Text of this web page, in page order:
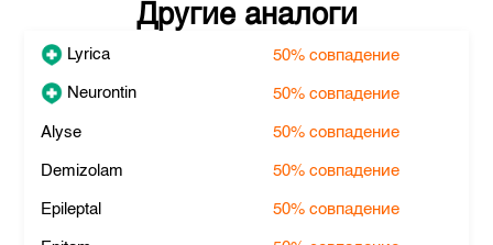
Другие аналоги
Lyrica 50%совпадение
Neurontin 50%совпадение
Alyse 50%совпадение
Demizolam 50%совпадение
Epileptal 50%совпадение